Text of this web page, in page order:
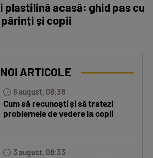
plastilină acasă: ghid pas cu
și copii
ARTICOLE
6 august, 08:38
Cum să recunoști și să tratezi
problemele de vedere la copii
3 august, 08:33